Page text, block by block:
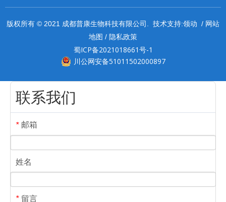
版权所有 © 2021 成都普康生物科技有限公司. 技术支持:领动 / 网站
地图 / 隐私政策
蜀ICP备2021018661号-1
川公网安备51011502000897
联系我们
* 邮箱
姓名
* 留言